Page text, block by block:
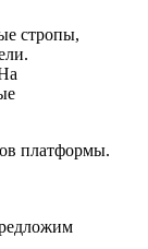
стропы,
платформы.